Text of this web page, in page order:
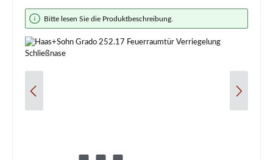
Bildergalerie überspringen
Bitte lesen Sie die Produktbeschreibung.